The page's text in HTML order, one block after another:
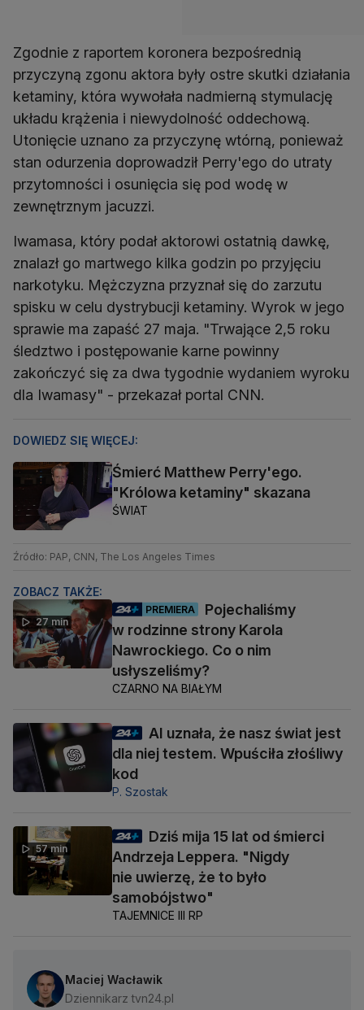
Zgodnie z raportem koronera bezpośrednią
przyczyną zgonu aktora były ostre skutki działania
ketaminy, która wywołała nadmierną stymulację
układu krążenia i niewydolność oddechową.
Utonięcie uznano za przyczynę wtórną, ponieważ
stan odurzenia doprowadził Perry'ego do utraty
przytomności i osunięcia się pod wodę w
zewnętrznym jacuzzi.
Iwamasa, który podał aktorowi ostatnią dawkę,
znalazł go martwego kilka godzin po przyjęciu
narkotyku. Mężczyzna przyznał się do zarzutu
spisku w celu dystrybucji ketaminy. Wyrok w jego
sprawie ma zapaść 27 maja. "Trwające 2,5 roku
śledztwo i postępowanie karne powinny
zakończyć się za dwa tygodnie wydaniem wyroku
dla Iwamasy" - przekazał portal CNN.
DOWIEDZ SIĘ WIĘCEJ:
Śmierć Matthew Perry'ego.
"Królowa ketaminy" skazana
ŚWIAT
Źródło: PAP, CNN, The Los Angeles Times
ZOBACZ TAKŻE:
27 min
PREMIERA
Pojechaliśmy
w rodzinne strony Karola
Nawrockiego. Co o nim
usłyszeliśmy?
CZARNO NA BIAŁYM
AI uznała, że nasz świat jest
dla niej testem. Wpuściła złośliwy
kod
P. Szostak
57 min
Dziś mija 15 lat od śmierci
Andrzeja Leppera. "Nigdy
nie uwierzę, że to było
samobójstwo"
TAJEMNICE III RP
Maciej Wacławik
Dziennikarz tvn24.pl